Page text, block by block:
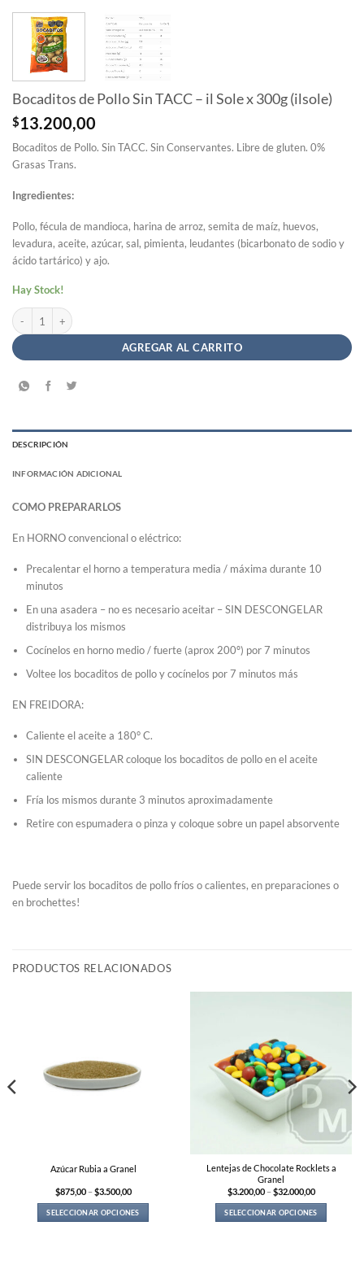
Bocaditos de Pollo Sin TACC – il Sole x 300g (ilsole)
$13.200,00
Bocaditos de Pollo. Sin TACC. Sin Conservantes. Libre de gluten. 0%
Grasas Trans.
Ingredientes:
Pollo, fécula de mandioca, harina de arroz, semita de maíz, huevos,
levadura, aceite, azúcar, sal, pimienta, leudantes (bicarbonato de sodio y
ácido tartárico) y ajo.
Hay Stock!
Bocaditos de Pollo Sin TACC - il Sole x 300g (ilsole) cantidad
AGREGAR AL CARRITO
DESCRIPCIÓN
INFORMACIÓN ADICIONAL
COMO PREPARARLOS
En HORNO convencional o eléctrico:
Precalentar el horno a temperatura media / máxima durante 10
minutos
En una asadera – no es necesario aceitar – SIN DESCONGELAR
distribuya los mismos
Cocínelos en horno medio / fuerte (aprox 200º) por 7 minutos
Voltee los bocaditos de pollo y cocínelos por 7 minutos más
EN FREIDORA:
Caliente el aceite a 180° C.
SIN DESCONGELAR coloque los bocaditos de pollo en el aceite
caliente
Fría los mismos durante 3 minutos aproximadamente
Retire con espumadera o pinza y coloque sobre un papel absorvente
Puede servir los bocaditos de pollo fríos o calientes, en preparaciones o
en brochettes!
PRODUCTOS RELACIONADOS
Azúcar Rubia a Granel
$875,00 –$3.500,00Price
$875,00
through
SELECCIONAR OPCIONES
Lentejas de Chocolate Rocklets a
Granel
$3.200,00 –$32.000,00Price
$3.200,00
through
SELECCIONAR OPCIONES